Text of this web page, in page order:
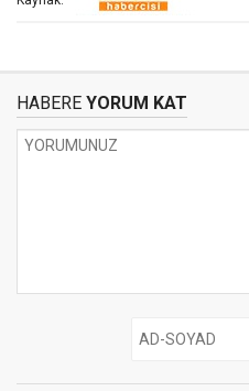
HABERE YORUM KAT